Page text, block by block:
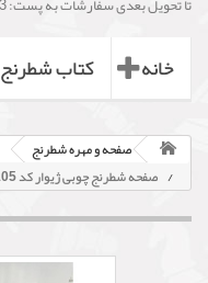
خانه کتاب شطرنج
صفحه و مهره شطرنج
صفحه شطرنج چوبی ژیوار کد 1105